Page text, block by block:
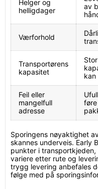
Helger og
helligdager
av
Værforhold
Transportørens
kapasitet
kan
Feil eller
mangelfull
adresse
Sporingens nøyaktighet
skannes underveis. Early
punkter i
variere etter rute og
trygg levering anbefales
følge med på